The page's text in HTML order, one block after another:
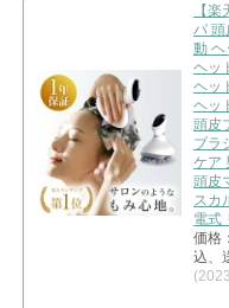
【
パ 頭
動 ヘ
ヘッ
ヘッ
ヘッ
頭皮
ブラ
ケア
頭皮
スカ
電式
価格
込、